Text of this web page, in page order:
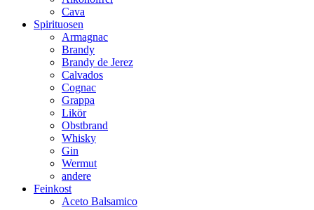
Cava
Spirituosen
Armagnac
Brandy
Brandy de Jerez
Calvados
Cognac
Grappa
Likör
Obstbrand
Whisky
Gin
Wermut
andere
Feinkost
Aceto Balsamico